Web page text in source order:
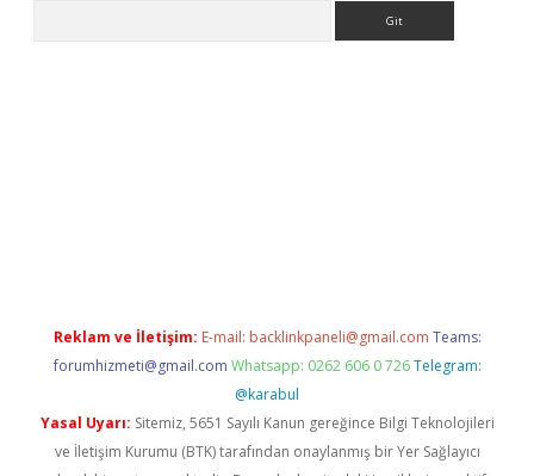
Reklam ve İletişim: E-mail: backlinkpaneli@gmail.com Teams:
forumhizmeti@gmail.com Whatsapp: 0262 606 0 726 Telegram:
@karabul
Yasal Uyarı: Sitemiz, 5651 Sayılı Kanun gereğince Bilgi Teknolojileri
ve İletişim Kurumu (BTK) tarafından onaylanmış bir Yer Sağlayıcı